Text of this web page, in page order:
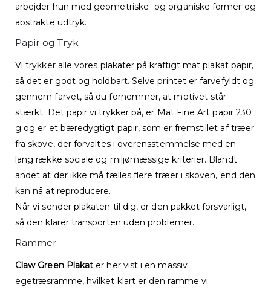
arbejder hun med geometriske- og organiske former og
abstrakte udtryk.
Papir og Tryk
Vi trykker alle vores plakater på kraftigt mat plakat papir,
så det er godt og holdbart. Selve printet er farvefyldt og
gennem farvet, så du fornemmer, at motivet står
stærkt. Det papir vi trykker på, er Mat Fine Art papir 230
g og er et bæredygtigt papir, som er fremstillet af træer
fra skove, der forvaltes i overensstemmelse med en
lang række sociale og miljømæssige kriterier. Blandt
andet at der ikke må fælles flere træer i skoven, end den
kan nå at reproducere.
Når vi sender plakaten til dig, er den pakket forsvarligt,
så den klarer transporten uden problemer.
Rammer
Claw Green Plakat er her vist i en massiv
egetræsramme, hvilket klart er den ramme vi